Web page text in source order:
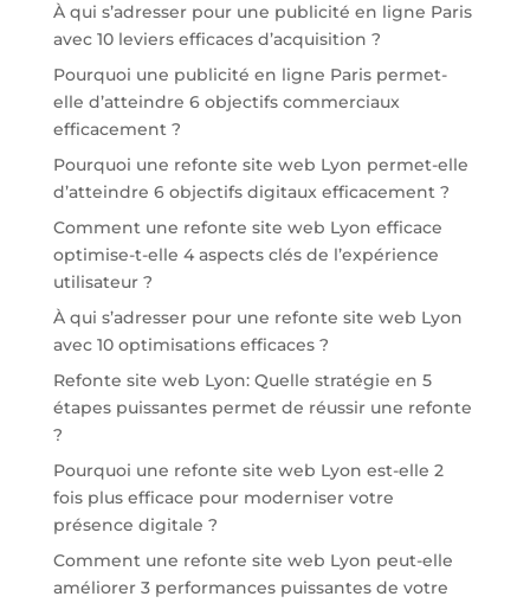
À qui s’adresser pour une publicité en ligne Paris
avec 10 leviers efficaces d’acquisition ?
Pourquoi une publicité en ligne Paris permet-
elle d’atteindre 6 objectifs commerciaux
efficacement ?
Pourquoi une refonte site web Lyon permet-elle
d’atteindre 6 objectifs digitaux efficacement ?
Comment une refonte site web Lyon efficace
optimise-t-elle 4 aspects clés de l’expérience
utilisateur ?
À qui s’adresser pour une refonte site web Lyon
avec 10 optimisations efficaces ?
Refonte site web Lyon: Quelle stratégie en 5
étapes puissantes permet de réussir une refonte
?
Pourquoi une refonte site web Lyon est-elle 2
fois plus efficace pour moderniser votre
présence digitale ?
Comment une refonte site web Lyon peut-elle
améliorer 3 performances puissantes de votre